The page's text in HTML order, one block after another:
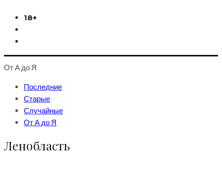
18+
От А до Я
Последние
Старые
Случайные
От А до Я
Ленобласть